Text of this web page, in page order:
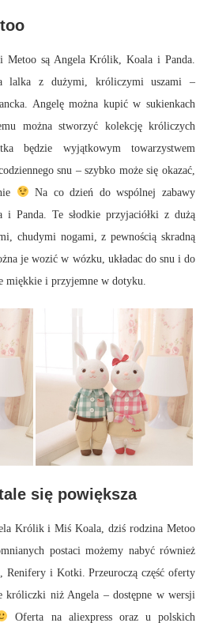
Metoo są Angela Królik, Koala i Panda.
lalka z dużymi, króliczymi uszami –
Angelę można kupić w sukienkach
można stworzyć kolekcję króliczych
będzie wyjątkowym towarzystwem
snu – szybko może się okazać,
Na co dzień do wspólnej zabawy
Panda. Te słodkie przyjaciółki z dużą
chudymi nogami, z pewnością skradną
je wozić w wózku, układac do snu i do
i przyjemne w dotyku.
się powiększa
Królik i Miś Koala, dziś rodzina Metoo
postaci możemy nabyć również
Renifery i Kotki. Przeuroczą część oferty
króliczki niż Angela – dostępne w wersji
Oferta na aliexpress oraz u polskich